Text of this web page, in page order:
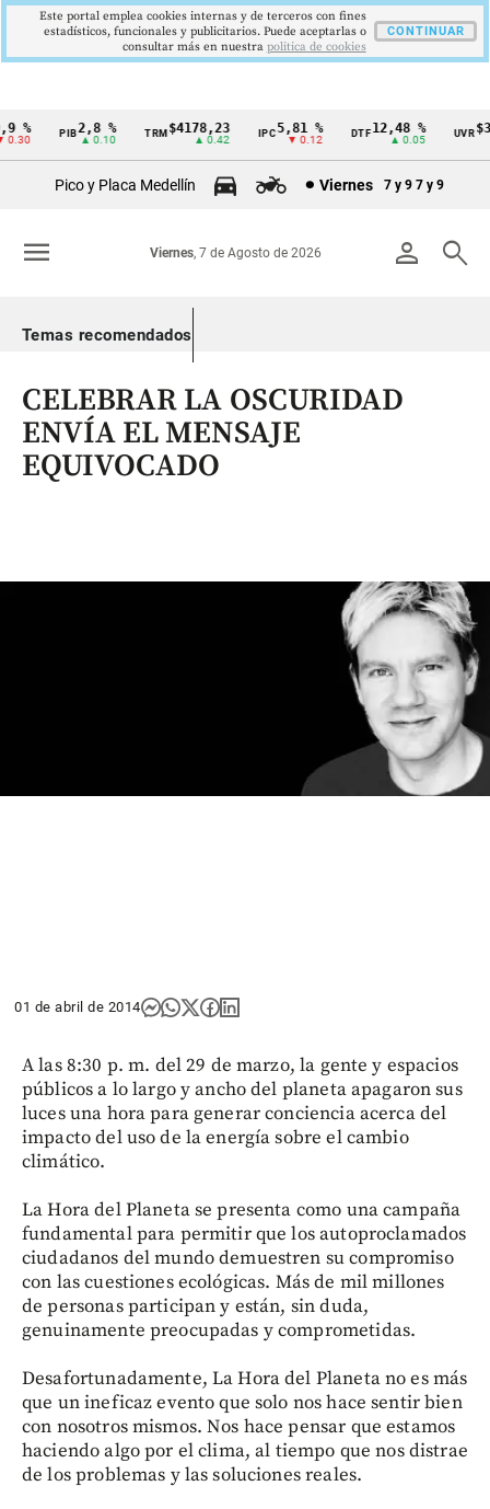
Cintillo
Colombia
2,8 %
▲ 0.10
TRM$4178,23
▲ 0.42
5,81 %
▼ 0.12
DTF12,48 %
▲ 0.05
UVR
Pico y Placa Medellín Viernes 7 y 9 7 y 9
person search
Viernes, 7 de Agosto de 2026
menu
Temas recomendados
CELEBRAR LA OSCURIDAD
ENVÍA EL MENSAJE
EQUIVOCADO
01 de abril de 2014
A las 8:30 p. m. del 29 de marzo, la gente y espacios
públicos a lo largo y ancho del planeta apagaron sus
luces una hora para generar conciencia acerca del
impacto del uso de la energía sobre el cambio
climático.
La Hora del Planeta se presenta como una campaña
fundamental para permitir que los autoproclamados
ciudadanos del mundo demuestren su compromiso
con las cuestiones ecológicas. Más de mil millones
de personas participan y están, sin duda,
genuinamente preocupadas y comprometidas.
Desafortunadamente, La Hora del Planeta no es más
que un ineficaz evento que solo nos hace sentir bien
con nosotros mismos. Nos hace pensar que estamos
haciendo algo por el clima, al tiempo que nos distrae
de los problemas y las soluciones reales.
Este portal emplea cookies internas y de terceros con fines
estadísticos, funcionales y publicitarios. Puede aceptarlas o
consultar más en nuestra politica de cookies
CONTINUAR